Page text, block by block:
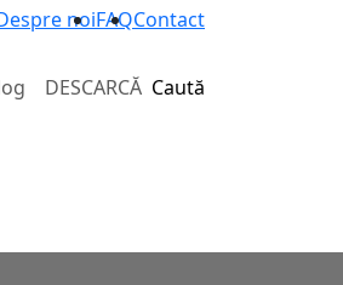
noiFAQContact
DESCARCĂ Caută